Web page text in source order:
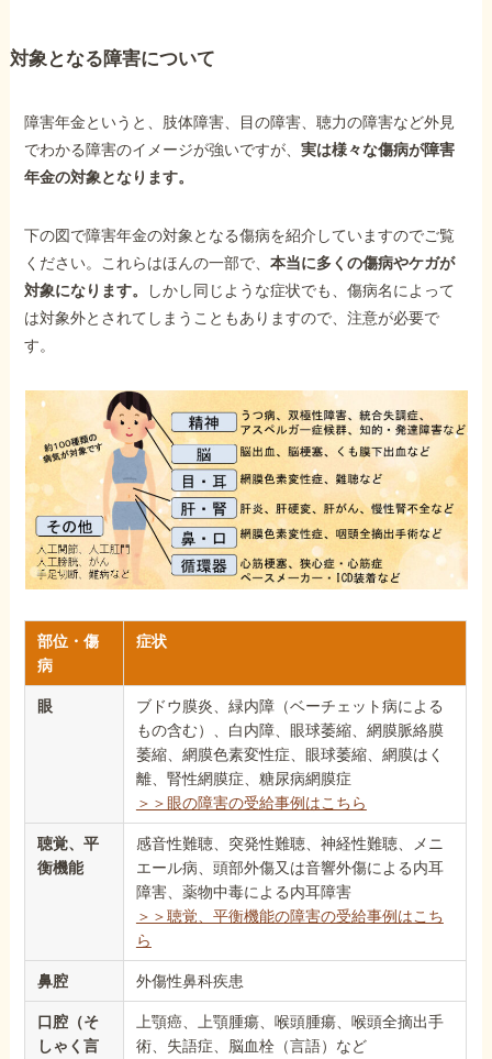
対象となる障害について
障害年金というと、肢体障害、目の障害、聴力の障害など外見
でわかる障害のイメージが強いですが、実は様々な傷病が障害
年金の対象となります。
下の図で障害年金の対象となる傷病を紹介していますのでご覧
ください。これらはほんの一部で、本当に多くの傷病やケガが
対象になります。
しかし同じような症状でも、傷病名によって
は対象外とされてしまうこともありますので、注意が必要で
す。
部位・傷
病
症状
眼
ブドウ膜炎、緑内障（ベーチェット病による
もの含む）、白内障、眼球萎縮、網膜脈絡膜
萎縮、網膜色素変性症、眼球萎縮、網膜はく
離、腎性網膜症、糖尿病網膜症
＞＞眼の障害の受給事例はこちら
聴覚、平
衡機能
感音性難聴、突発性難聴、神経性難聴、メニ
エール病、頭部外傷又は音響外傷による内耳
障害、薬物中毒による内耳障害
＞＞聴覚、平衡機能の障害の受給事例はこち
ら
鼻腔 外傷性鼻科疾患
口腔（そ
しゃく言
上顎癌、上顎腫瘍、喉頭腫瘍、喉頭全摘出手
術、失語症、脳血栓（言語）など